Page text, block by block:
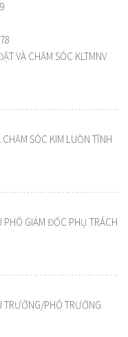
VÀ CHĂM SÓC KLTMNV
SÓC KIM LUỒN TĨNH
GIÁM ĐỐC PHỤ TRÁCH
TRƯỞNG/PHÓ TRƯỞNG